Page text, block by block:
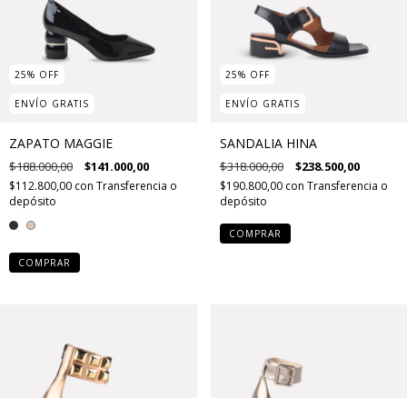
25% OFF
ENVÍO GRATIS
ZAPATO MAGGIE
$188.000,00 $141.000,00
$112.800,00 con Transferencia o
depósito
COMPRAR
25% OFF
ENVÍO GRATIS
SANDALIA HINA
$318.000,00 $238.500,00
$190.800,00 con Transferencia o
depósito
COMPRAR